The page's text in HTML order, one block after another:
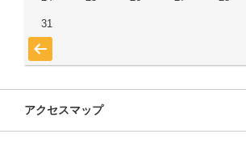
31
« 7月
アクセスマップ